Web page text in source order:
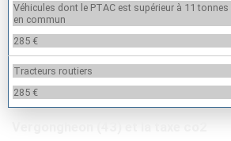
Véhicules dont le PTAC est supérieur à 11
en commun
285 €
Tracteurs routiers
285 €